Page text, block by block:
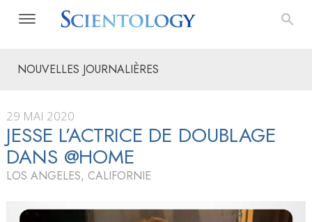
NOUVELLES JOURNALIÈRES
29 MAI 2020
JESSE L’ACTRICE DE DOUBLAGE
DANS @HOME
LOS ANGELES, CALIFORNIE